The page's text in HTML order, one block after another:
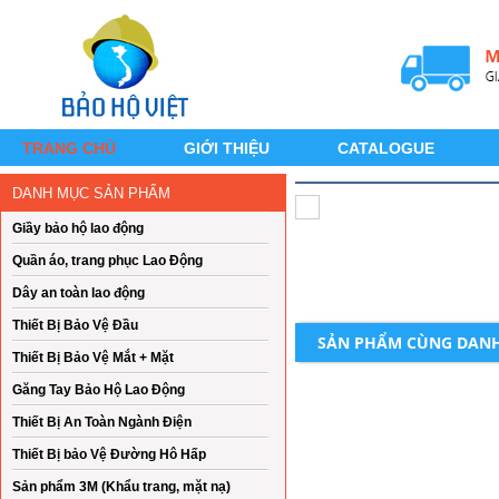
TRANG CHỦ GIỚI THIỆU CATALOGUE
DANH MỤC SẢN PHẨM
Giầy bảo hộ lao động
Quần áo, trang phục Lao Động
Dây an toàn lao động
Thiết Bị Bảo Vệ Đầu
Thiết Bị Bảo Vệ Mắt + Mặt
Găng Tay Bảo Hộ Lao Động
Thiết Bị An Toàn Ngành Điện
Thiết Bị bảo Vệ Đường Hô Hấp
Sản phẩm 3M (Khẩu trang, mặt nạ)
SẢN PHẨM CÙNG